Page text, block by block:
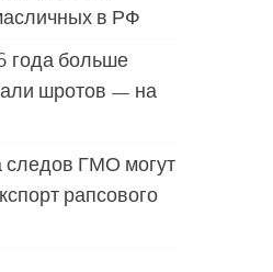
в РФ
года больше
шротов — на
следов ГМО могут
рапсового